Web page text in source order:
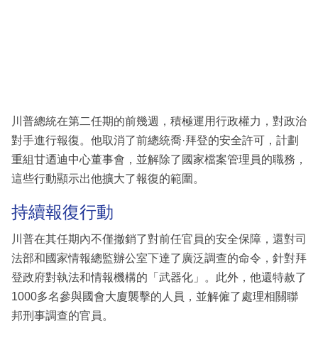
區
川普總統在第二任期的前幾週，積極運用行政權力，對政治
對手進行報復。他取消了前總統喬·拜登的安全許可，計劃
重組甘迺迪中心董事會，並解除了國家檔案管理員的職務，
這些行動顯示出他擴大了報復的範圍。
持續報復行動
川普在其任期內不僅撤銷了對前任官員的安全保障，還對司
法部和國家情報總監辦公室下達了廣泛調查的命令，針對拜
登政府對執法和情報機構的「武器化」。此外，他還特赦了
1000多名參與國會大廈襲擊的人員，並解僱了處理相關聯
邦刑事調查的官員。